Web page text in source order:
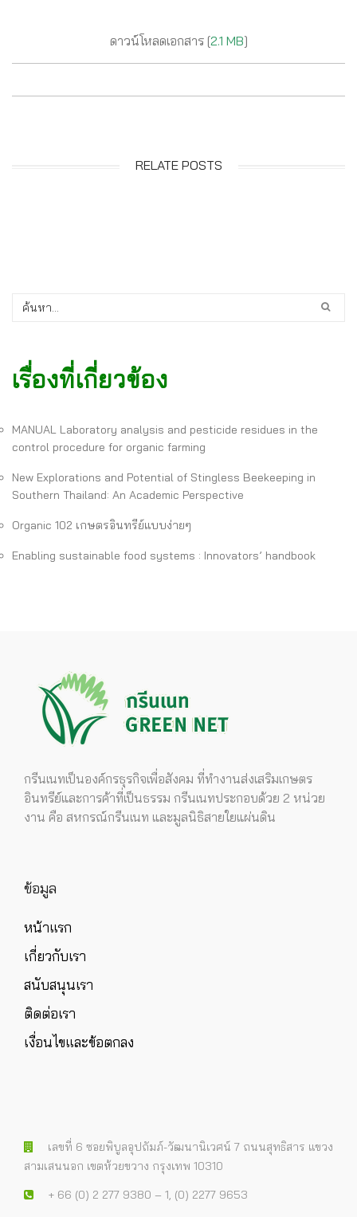
ดาวน์โหลดเอกสาร [2.1 MB]
RELATE POSTS
เรื่องที่เกี่ยวข้อง
MANUAL Laboratory analysis and pesticide residues in the
control procedure for organic farming
New Explorations and Potential of Stingless Beekeeping in
Southern Thailand: An Academic Perspective
Organic 102 เกษตรอินทรีย์แบบง่ายๆ
Enabling sustainable food systems : Innovators’ handbook
กรีนเนทเป็นองค์กรธุรกิจเพื่อสังคม ที่ทำงานส่งเสริมเกษตร
อินทรีย์และการค้าที่เป็นธรรม กรีนเนทประกอบด้วย 2 หน่วย
งาน คือ สหกรณ์กรีนเนท และมูลนิธิสายใยแผ่นดิน
ข้อมูล
หน้าแรก
เกี่ยวกับเรา
สนับสนุนเรา
ติดต่อเรา
เงื่อนไขและข้อตกลง
เลขที่ 6 ซอยพิบูลอุปถัมภ์-วัฒนานิเวศน์ 7 ถนนสุทธิสาร แขวง
สามเสนนอก เขตห้วยขวาง กรุงเทพ 10310
+ 66 (0) 2 277 9380 – 1, (0) 2277 9653